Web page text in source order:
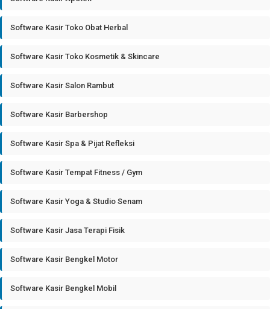
Software Kasir Toko Obat Herbal
Software Kasir Toko Kosmetik & Skincare
Software Kasir Salon Rambut
Software Kasir Barbershop
Software Kasir Spa & Pijat Refleksi
Software Kasir Tempat Fitness / Gym
Software Kasir Yoga & Studio Senam
Software Kasir Jasa Terapi Fisik
Software Kasir Bengkel Motor
Software Kasir Bengkel Mobil